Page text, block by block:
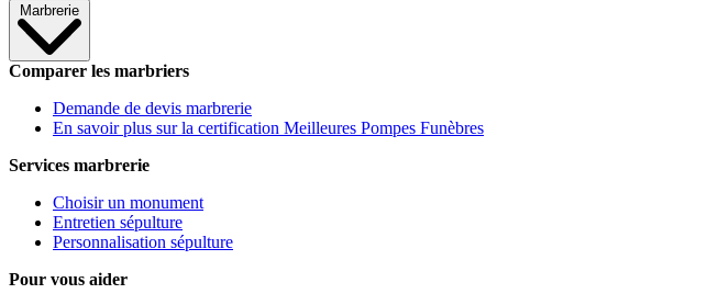
Marbrerie
Comparer les marbriers
Demande de devis marbrerie
En savoir plus sur la certification Meilleures Pompes Funèbres
Services marbrerie
Choisir un monument
Entretien sépulture
Personnalisation sépulture
Pour vous aider